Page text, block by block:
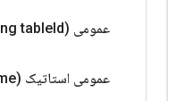
عمومی static tableId)
عمومی استاتیک